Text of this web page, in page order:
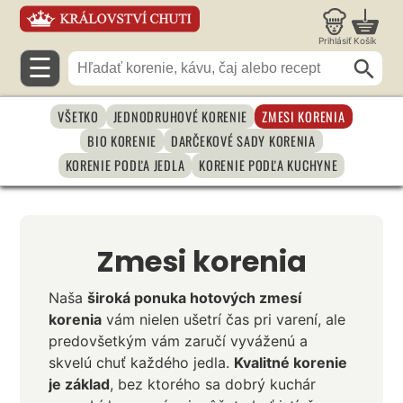
Prihlásiť Košík
☰
VŠETKO JEDNODRUHOVÉ KORENIE
ZMESI KORENIA
BIO KORENIE
DARČEKOVÉ SADY KORENIA
KORENIE PODĽA JEDLA
KORENIE PODĽA KUCHYNE
Zmesi korenia
Našaširoká ponuka hotových zmesí
korenia vám nielen ušetrí čas pri varení, ale
predovšetkým vám zaručí vyváženú a
skvelú chuť každého jedla. Kvalitné korenie
je základ, bez ktorého sa dobrý kuchár